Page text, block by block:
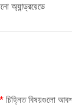
অ্যান্ড্রয়েডে
* চিহ্নিত বিষয়গুলো